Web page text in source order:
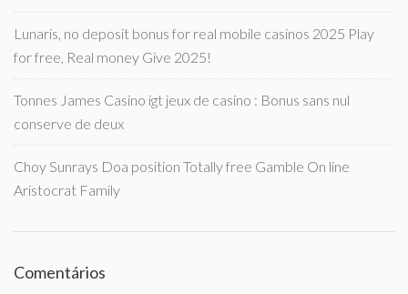
Lunaris, no deposit bonus for real mobile casinos 2025 Play
for free, Real money Give 2025!
Tonnes James Casino igt jeux de casino : Bonus sans nul
conserve de deux
Choy Sunrays Doa position Totally free Gamble On line
Aristocrat Family
Comentários